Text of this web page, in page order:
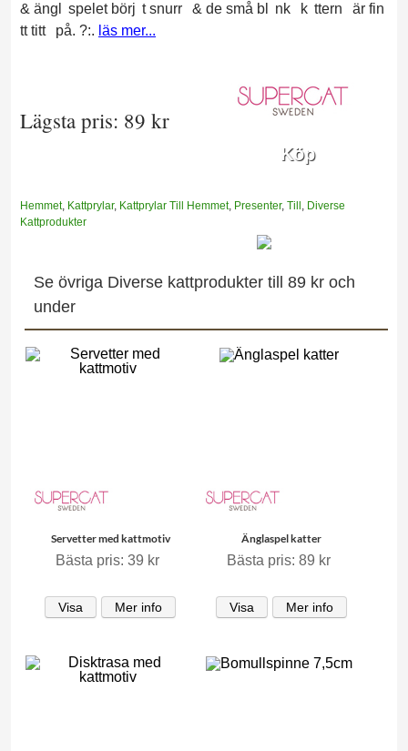
& ängl
spelet börj t snurr & de små bl nk k ttern
är fin
tt titt
på. ?:. läs mer...
Lägsta pris: 89 kr
Köp
Hemmet, Kattprylar, Kattprylar Till Hemmet, Presenter, Till , Diverse
Kattprodukter
Se övriga Diverse kattprodukter till 89 kr och
under
Servetter med kattmotiv
Bästa pris: 39 kr
Visa Mer info
Änglaspel katter
Bästa pris: 89 kr
Visa Mer info